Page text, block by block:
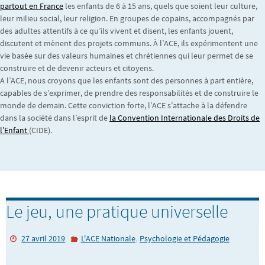
partout en France les enfants de 6 à 15 ans, quels que soient leur culture,
leur milieu social, leur religion. En groupes de copains, accompagnés par
des adultes attentifs à ce qu’ils vivent et disent, les enfants jouent,
discutent et mènent des projets communs. À l’ACE, ils expérimentent une
vie basée sur des valeurs humaines et chrétiennes qui leur permet de se
construire et de devenir acteurs et citoyens.
A l’ACE, nous croyons que les enfants sont des personnes à part entière,
capables de s’exprimer, de prendre des responsabilités et de construire le
monde de demain. Cette conviction forte, l’ACE s’attache à la défendre
dans la société dans l’esprit de la Convention Internationale des Droits de
l’Enfant (CIDE).
Le jeu, une pratique universelle
27 avril 2019 L'ACE Nationale, Psychologie et Pédagogie